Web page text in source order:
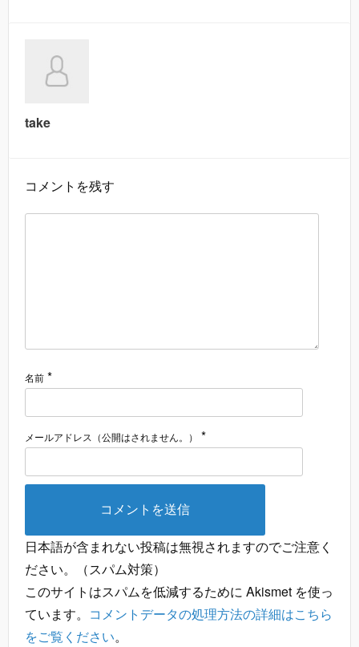
take
コメントを残す
名前 *
メールアドレス（公開はされません。） *
日本語が含まれない投稿は無視されますのでご注意く
ださい。（スパム対策）
このサイトはスパムを低減するために Akismet を使っ
ています。 コメントデータの処理方法の詳細はこちら
をご覧ください。